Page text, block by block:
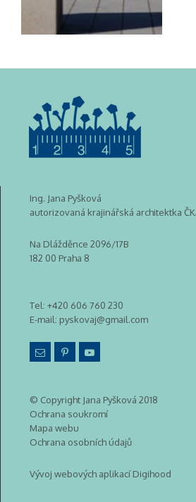
Ing. Jana Pyšková
autorizovaná krajinářská architektka
Na Dlážděnce 2096/17B
182 00 Praha 8
Tel: +420 606 760 230
E-mail: pyskovaj@gmail.com
© Copyright Jana Pyšková 2018
Ochrana soukromí
Mapa webu
Ochrana osobních údajů
Vývoj webových aplikací Digihood